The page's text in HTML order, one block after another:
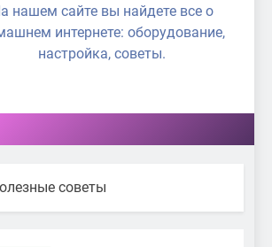
нашем сайте вы найдете все о
интернете: оборудование,
настройка, советы.
советы